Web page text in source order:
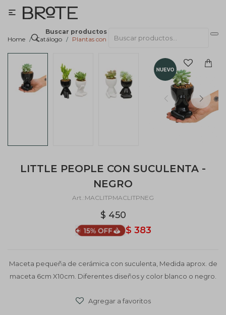
Buscar productos

Home Catálogo Plantas con macetas
LITTLE PEOPLE CON SUCULENTA -
NEGRO
MACLITPMACLITPNEG
$ 450
$ 383
Maceta pequeña de cerámica con suculenta, Medida aprox. de
maceta 6cm X10cm. Diferentes diseños y color blanco o negro.